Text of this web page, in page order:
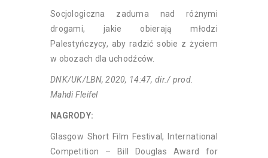
Socjologiczna zaduma nad różnymi
drogami, jakie obierają młodzi
Palestyńczycy, aby radzić sobie z życiem
w obozach dla uchodźców.
DNK/UK/LBN, 2020, 14:47, dir./ prod.
Mahdi Fleifel
NAGRODY:
Glasgow Short Film Festival, International
Competition – Bill Douglas Award for